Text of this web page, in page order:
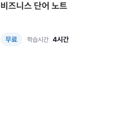
비즈니스 단어 노트
무료 학습시간 4시간